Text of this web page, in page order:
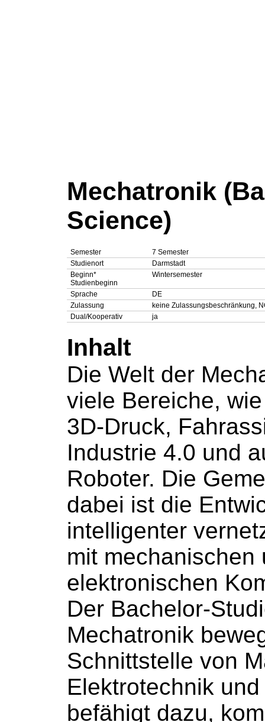
Mechatronik
Science)
Semester
7 Semester
Studienort
Darmstadt
Beginn*
Studienbeginn
Wintersemester
Sprache
DE
Zulassung
keine Zulassungsbeschränkung,
Dual/Kooperativ
ja
Inhalt
Die Welt der
viele Bereiche,
3D-Druck,
Industrie 4.0 und
Roboter. Die
dabei ist die
intelligenter
mit mechanischen
elektronischen
Der Bachelor-
Mechatronik
Schnittstelle von
Elektrotechnik
befähigt dazu,